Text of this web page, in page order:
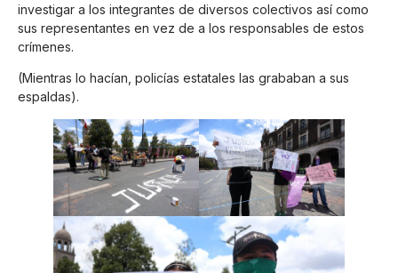
investigar a los integrantes de diversos colectivos así como
sus representantes en vez de a los responsables de estos
crímenes.
(Mientras lo hacían, policías estatales las grababan a sus
espaldas).